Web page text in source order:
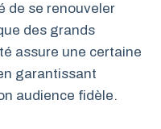
de se renouveler
des grands
assure une certaine
garantissant
audience fidèle.